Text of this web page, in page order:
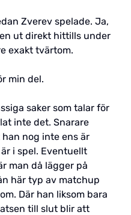
Zverev spelade. Ja,
ut direkt hittills under
exakt tvärtom.
min del.
saker som talar för
inte det. Snarare
nog inte ens är
i spel. Eventuellt
man då lägger på
här typ av matchup
Där han liksom bara
till slut blir att